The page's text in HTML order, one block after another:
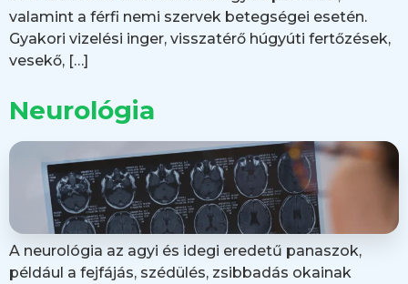
valamint a férfi nemi szervek betegségei esetén.
Gyakori vizelési inger, visszatérő húgyúti fertőzések,
vesekő, […]
Neurológia
A neurológia az agyi és idegi eredetű panaszok,
például a fejfájás, szédülés, zsibbadás okainak